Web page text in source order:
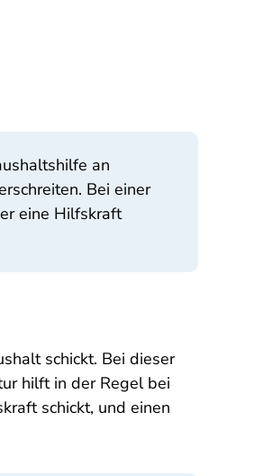
an
Bei einer
eine Hilfskraft
schickt. Bei dieser
hilft in der Regel bei
schickt, und einen